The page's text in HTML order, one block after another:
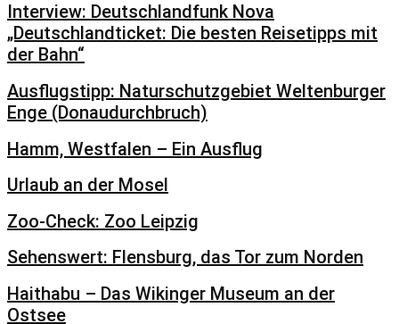
Interview: Deutschlandfunk Nova
„Deutschlandticket: Die besten Reisetipps mit
der Bahn“
Ausflugstipp: Naturschutzgebiet Weltenburger
Enge (Donaudurchbruch)
Hamm, Westfalen – Ein Ausflug
Urlaub an der Mosel
Zoo-Check: Zoo Leipzig
Sehenswert: Flensburg, das Tor zum Norden
Haithabu – Das Wikinger Museum an der
Ostsee